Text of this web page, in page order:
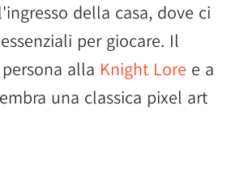
della casa, dove ci
per giocare. Il
alla Knight Lore e a
una classica pixel art